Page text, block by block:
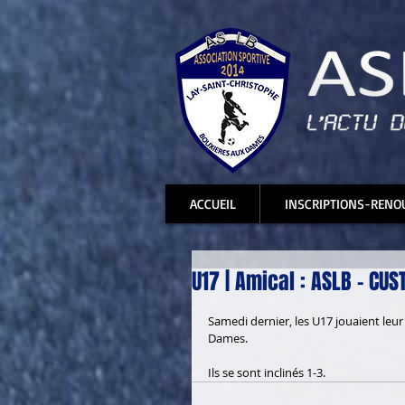
ACCUEIL INSCRIPTIONS-
U17 | Amical : ASLB -
Samedi dernier, les U17 jouaient
Dames.
Ils se sont inclinés 1-3.